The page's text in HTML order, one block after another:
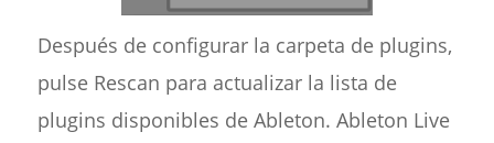
Después de configurar la carpeta de plugins,
pulse Rescan para actualizar la lista de
plugins disponibles de Ableton. Ableton Live